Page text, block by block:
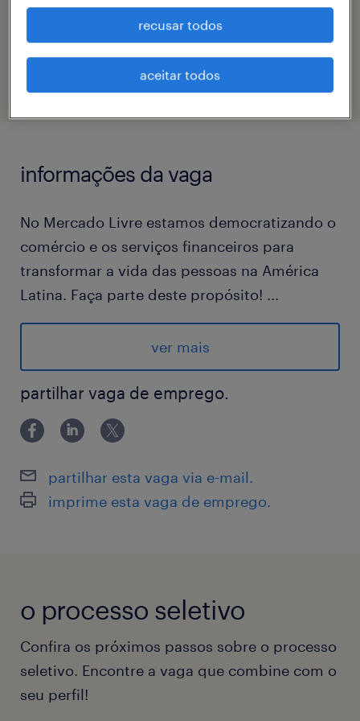
eTalent_JP-180792
informações da vaga
No Mercado Livre estamos democratizando o
comércio e os serviços financeiros para
transformar a vida das pessoas na América
Latina. Faça parte deste propósito! ...
No Mercado Envios administramos o estoque
de nossos vendedores e entregamos os
produtos aos nossos compradores,
melhorando sua experiência em nossa
plataforma. Em um mundo em constante
evolução, nossa capacidade para entregar
através do Mercado Livre tornou-se um
requisito para competir. Faça parte da equipe
regionais, através de um comércio que não
Imagine você empreendendo projetos
desafiadores, dinâmicos e inovadores, e
sendo responsável por:
ver mais
partilhar vaga de emprego.
partilhar esta vaga via e-mail.
imprime esta vaga de emprego.
o processo seletivo
Confira os próximos passos sobre o processo
seletivo. Encontre a vaga que combine com o
seu perfil!
recusar todos
aceitar todos